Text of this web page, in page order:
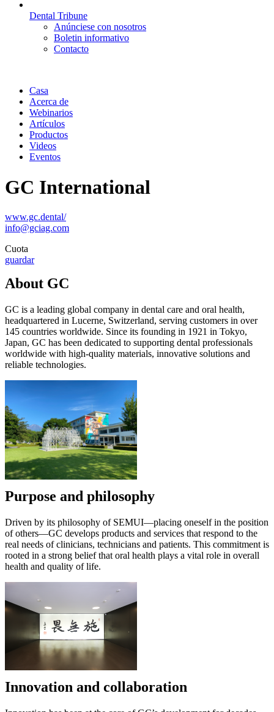
Dental Tribune
Anúnciese con nosotros
Boletin informativo
Contacto
Casa
Acerca de
Webinarios
Artículos
Productos
Videos
Eventos
GC International
www.gc.dental/
info@gciag.com
Cuota
guardar
About GC
GC is a leading global company in dental care and oral health,
headquartered in Lucerne, Switzerland, serving customers in over
145 countries worldwide. Since its founding in 1921 in Tokyo,
Japan, GC has been dedicated to supporting dental professionals
worldwide with high-quality materials, innovative solutions and
reliable technologies.
Purpose and philosophy
Driven by its philosophy of SEMUI—placing oneself in the position
of others—GC develops products and services that respond to the
real needs of clinicians, technicians and patients. This commitment is
rooted in a strong belief that oral health plays a vital role in overall
health and quality of life.
Innovation and collaboration